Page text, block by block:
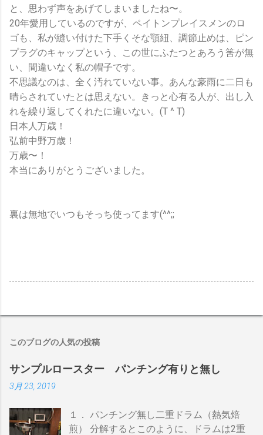
と、思わず声をあげてしまいましたね〜。
20年愛用しているのですが、ペイトンプレイスメンのロ
ゴも、私が縫い付けた下手くそな顎紐、調節止めは、ピン
プラグのキャップという、この世にふたつとあろう筈が無
い、間違いなく私の帽子です。
不思議なのは、全く汚れていない事。あんな豪雨に二日も
晴らされていたとは思えない。きっと心有る人が、出し入
れを繰り返してくれたに違いない。(T ^ T)
日本人万歳！
弘前中野万歳！
万歳〜！
本当にありがとうございました。
裏は無地でいつもそっち使ってます(^^;;
このブログの人気の投稿
サンプルロースター パンチング有りと無し
3月 23, 2019
１． パンチング無し二重ドラム（熱気焙
煎） 分解するとこのように、ドラムは2重